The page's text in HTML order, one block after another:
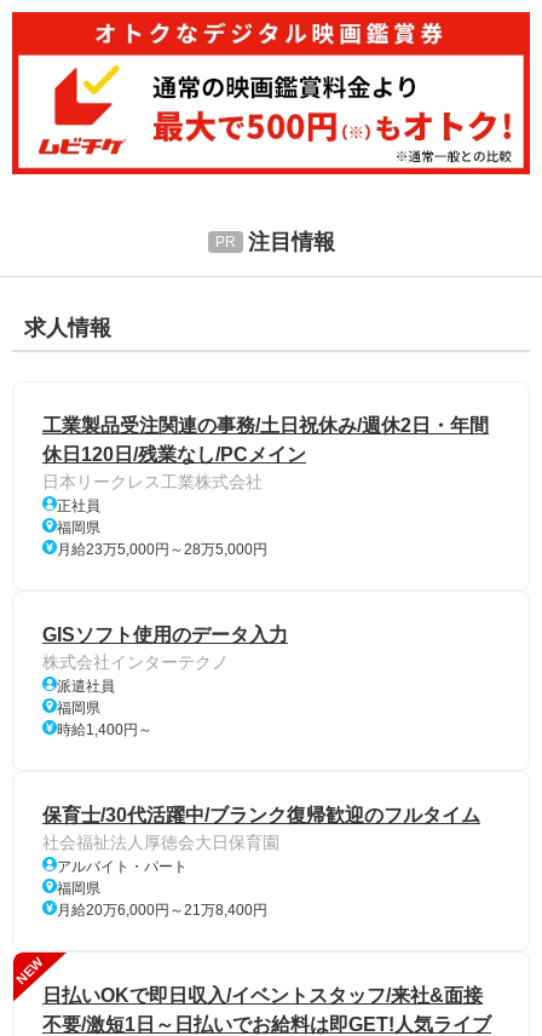
注目情報
求人情報
工業製品受注関連の事務/土日祝休み/週休2日・年間
休日120日/残業なし/PCメイン
日本リークレス工業株式会社
正社員
福岡県
月給23万5,000円～28万5,000円
GISソフト使用のデータ入力
株式会社インターテクノ
派遣社員
福岡県
時給1,400円～
保育士/30代活躍中/ブランク復帰歓迎のフルタイム
社会福祉法人厚徳会大日保育園
アルバイト・パート
福岡県
月給20万6,000円～21万8,400円
NEW
日払いOKで即日収入/イベントスタッフ/来社&面接
不要/激短1日～日払いでお給料は即GET!人気ライブ